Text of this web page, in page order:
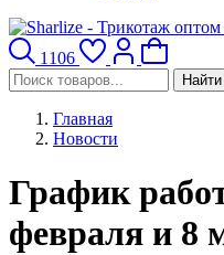
1106
Найти
Главная
Новости
График
февраля и 8